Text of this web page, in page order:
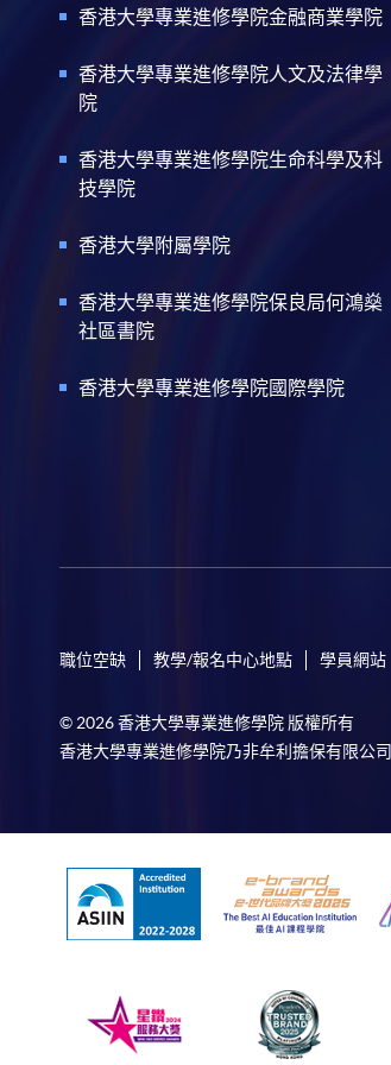
香港大學專業進修學院金融商業學院
香港大學專業進修學院人文及法律學
院
香港大學專業進修學院生命科學及科
技學院
香港大學附屬學院
香港大學專業進修學院保良局何鴻燊
社區書院
香港大學專業進修學院國際學院
職位空缺 教學/報名中心地點 學員網站
© 2026 香港大學專業進修學院 版權所有
香港大學專業進修學院乃非牟利擔保有限公司